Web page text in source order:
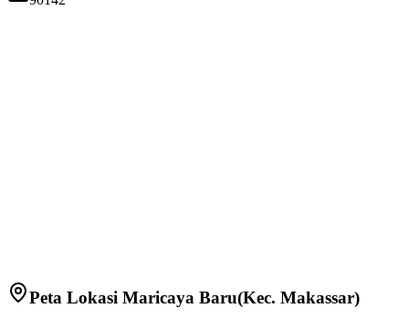
Peta Lokasi Maricaya Baru(Kec. Makassar)